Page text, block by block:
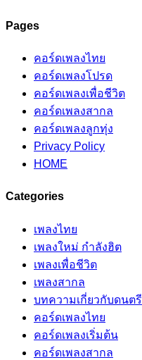
Pages
คอร์ดเพลงไทย
คอร์ดเพลงโปรด
คอร์ดเพลงเพื่อชีวิต
คอร์ดเพลงสากล
คอร์ดเพลงลูกทุ่ง
Privacy Policy
HOME
Categories
เพลงไทย
เพลงใหม่ กำลังฮิต
เพลงเพื่อชีวิต
เพลงสากล
บทความเกี่ยวกับดนตรี
คอร์ดเพลงไทย
คอร์ดเพลงเริ่มต้น
คอร์ดเพลงสากล